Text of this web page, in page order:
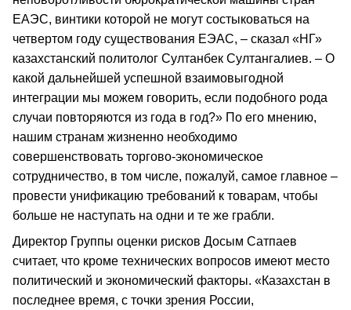
ЕАЭС, винтики которой не могут состыковаться на
четвертом году существования ЕЭАС, – сказал «НГ»
казахстанский политолог Султанбек Султангалиев. – О
какой дальнейшей успешной взаимовыгодной
интеграции мы можем говорить, если подобного рода
случаи повторяются из года в год?» По его мнению,
нашим странам жизненно необходимо
совершенствовать торгово-экономическое
сотрудничество, в том числе, пожалуй, самое главное –
провести унификацию требований к товарам, чтобы
больше не наступать на одни и те же грабли.
Директор Группы оценки рисков Досым Сатпаев
считает, что кроме технических вопросов имеют место
политический и экономический факторы. «Казахстан в
последнее время, с точки зрения России,